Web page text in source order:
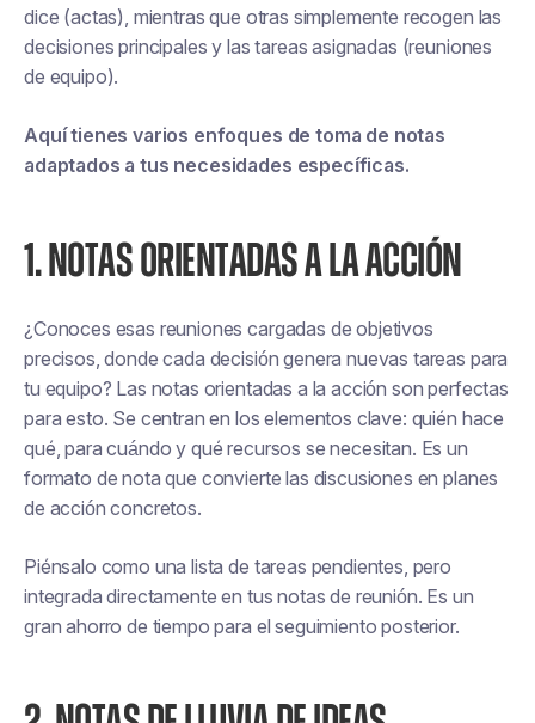
dice (actas), mientras que otras simplemente recogen las
decisiones principales y las tareas asignadas (reuniones
de equipo).
Aquí tienes varios enfoques de toma de notas
adaptados a tus necesidades específicas.
1. NOTAS ORIENTADAS A LA ACCIÓN
¿Conoces esas reuniones cargadas de objetivos
precisos, donde cada decisión genera nuevas tareas para
tu equipo? Las notas orientadas a la acción son perfectas
para esto. Se centran en los elementos clave: quién hace
qué, para cuándo y qué recursos se necesitan. Es un
formato de nota que convierte las discusiones en planes
de acción concretos.
Piénsalo como una lista de tareas pendientes, pero
integrada directamente en tus notas de reunión. Es un
gran ahorro de tiempo para el seguimiento posterior.